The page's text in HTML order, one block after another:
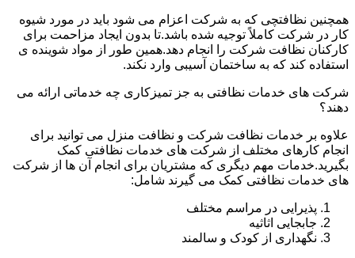
همچنین نظافتچی که به شرکت اعزام می شود باید در مورد شیوه
کار در شرکت کاملاً توجیه شده باشد.تا بدون ایجاد مزاحمت برای
کارکنان نظافت شرکت را انجام دهد.همین طور از مواد شوینده ی
استفاده کند که به ساختمان آسیبی وارد نکند.
شرکت های خدمات نظافتی به جز تمیزکاری چه خدماتی ارائه می
دهند؟
علاوه بر خدمات نظافت شرکت و نظافت منزل می توانید برای
انجام کارهای مختلف از شرکت های خدمات نظافتی کمک
بگیرید.خدمات مهم دیگری که مشتریان برای انجام آن ها از شرکت
های خدمات نظافتی کمک می گیرند شامل:
پذیرایی در مراسم مختلف
جابجایی اثاثیه
نگهداری از کودک و سالمند